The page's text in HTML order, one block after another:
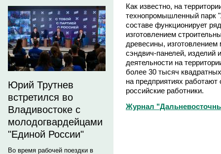
Юрий Трутнев
встретился во
Владивостоке с
молодогвардейцами
"Единой России"
Во время рабочей поездки в
Как известно, на
технопромышленный парк
составе функционирует
изготовлением
древесины, изготовлением
сэндвич-панелей, изделий
деятельности на
более 30 тысяч
на предприятиях работают
российские работники.
Журнал